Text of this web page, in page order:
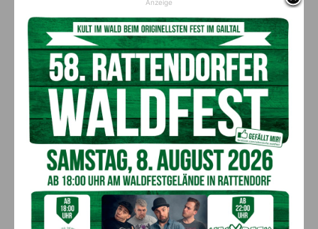
„Jeder Gailtaler Speck hat seine eigene Handschrift. Genau
diese Vielfalt und das traditionelle Handwerk möchten wir
beim Speckfest erlebbar machen“, betontObmann Johannes
Smole.Auch Bürgermeister DI Leopold Astnerunterstreicht
die Bedeutung der Veranstaltung für die Region: „Das Gailtaler
Speckfest ist weit mehr als ein Kulinarikfest – es ist ein
wichtiges Schaufenster für unsere regionale Identität, unsere
Produzenten
:innenund die hohe Qualität heimischer
Lebensmittel. Jahr für Jahr bringt das Festbis zu 30.000
esucher:innenzusammen und macht Hermagor zur Bühne
für gelebte Gailtaler Genusskultur.“ Sein Dank gilt dem
Veranstalterverein, allen Mitwirkenden sowie langjährigen
Partnern wie derTourismusregion, Brauunion Österreich,
Kärntner Landesversicherungundzahlreichen
Anzeige